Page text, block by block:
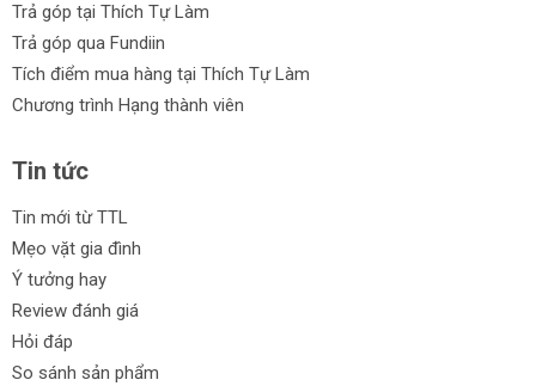
Trả góp tại Thích Tự Làm
Trả góp qua Fundiin
Tích điểm mua hàng tại Thích Tự Làm
Chương trình Hạng thành viên
Tin tức
Tin mới từ TTL
Mẹo vặt gia đình
Ý tưởng hay
Review đánh giá
Hỏi đáp
So sánh sản phẩm